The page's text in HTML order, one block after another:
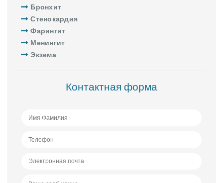
Бронхит
Стенокардия
Фарингит
Менингит
Экзема
Контактная форма